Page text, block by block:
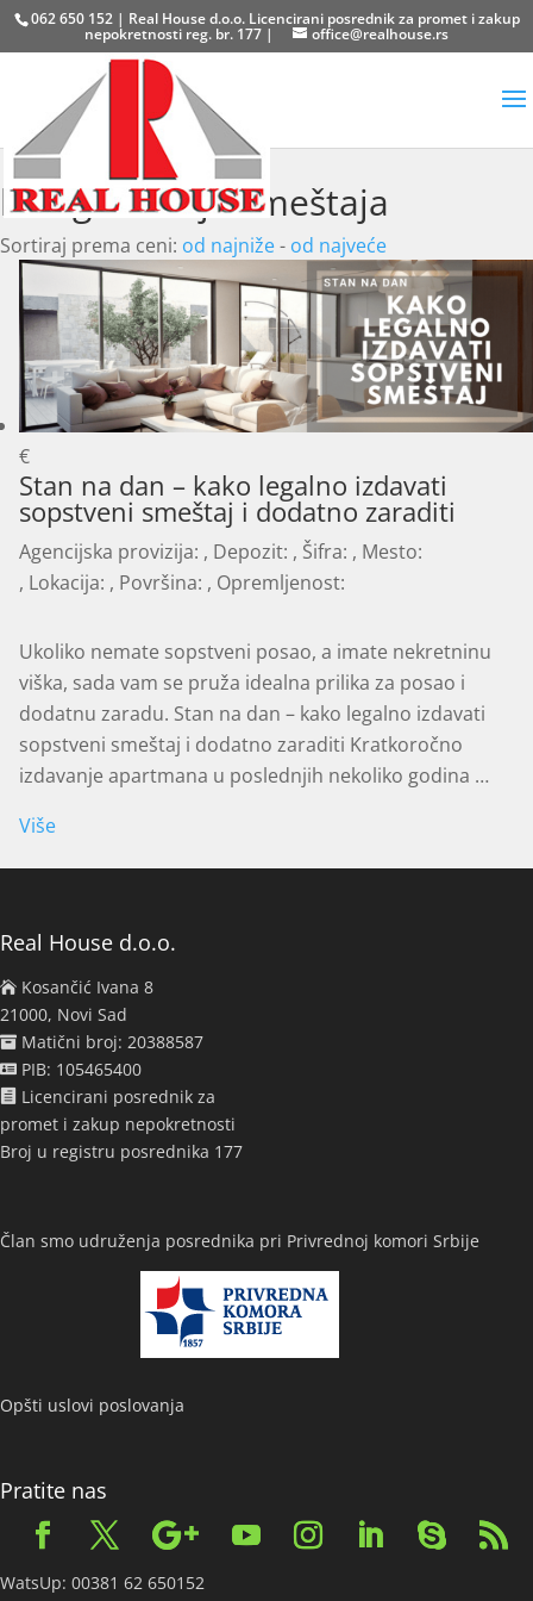
062 650 152 | Real House d.o.o. Licencirani posrednik za promet i zakup
nepokretnosti reg. br. 177 | office@realhouse.rs
kategorizacija smeštaja
Sortiraj prema ceni: od najniže- od najveće
€
Stan na dan – kako legalno izdavati
sopstveni smeštaj i dodatno zaraditi
Agencijska provizija: , Depozit: , Šifra: , Mesto:
, Lokacija: , Površina: , Opremljenost:
Ukoliko nemate sopstveni posao, a imate nekretninu
viška, sada vam se pruža idealna prilika za posao i
dodatnu zaradu. Stan na dan – kako legalno izdavati
sopstveni smeštaj i dodatno zaraditi Kratkoročno
izdavanje apartmana u poslednjih nekoliko godina …
Više
Real House d.o.o.
Kosančić Ivana 8
21000, Novi Sad
Matični broj: 20388587
PIB: 105465400
Licencirani posrednik za
promet i zakup nepokretnosti
Broj u registru posrednika 177
Član smo udruženja posrednika pri Privrednoj komori Srbije
Opšti uslovi poslovanja
Pratite nas
WatsUp: 00381 62 650152